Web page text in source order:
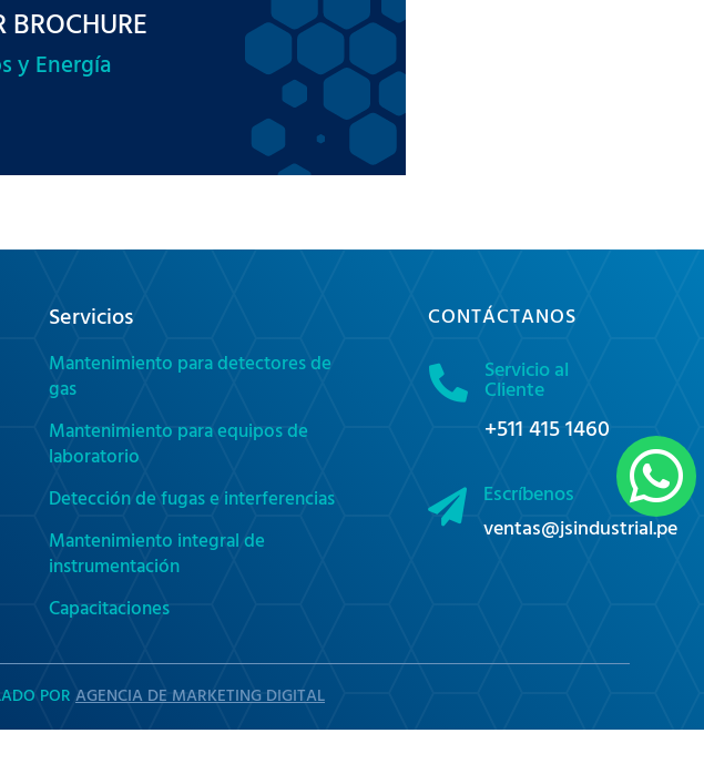
y Energía
Servicios
Mantenimiento para detectores de
gas
Mantenimiento para equipos de
laboratorio
Detección de fugas e interferencias
Mantenimiento integral de
instrumentación
Capacitaciones
CONTÁCTANOS
 Servicio al
Cliente
+511 415 1460
 Escríbenos
ventas@jsindustrial.pe

PORAGENCIA DE MARKETING DIGITAL